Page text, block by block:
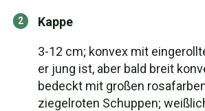
Kappe
3-12 cm; konvex mit
er jung ist, aber bald breit
bedeckt mit großen
ziegelroten Schuppen;